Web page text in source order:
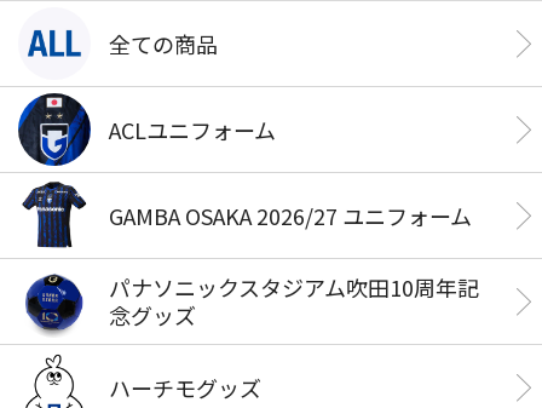
全ての商品
ACLユニフォーム
GAMBA OSAKA 2026/27 ユニフォーム
パナソニックスタジアム吹田10周年記
念グッズ
ハーチモグッズ